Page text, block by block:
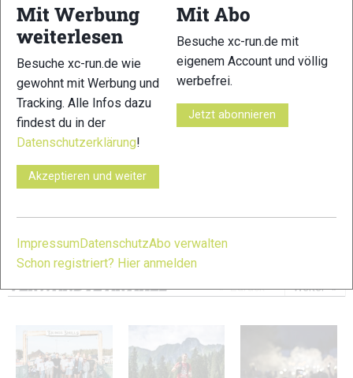
12
© Bilder 1 - 13: copyright by ANDI FRANK;
VERWANDTE ARTIKEL Zurück Weiter
Mit Werbung
weiterlesen
Besuche xc-run.de wie
gewohnt mit Werbung und
Tracking. Alle Infos dazu
findest du in der
Datenschutzerklärung!
Akzeptieren und weiter
Mit Abo
Besuche xc-run.de mit
eigenem Account und völlig
werbefrei.
Jetzt abonnieren
Impressum DatenschutzAbo verwalten
Schon registriert? Hier anmelden